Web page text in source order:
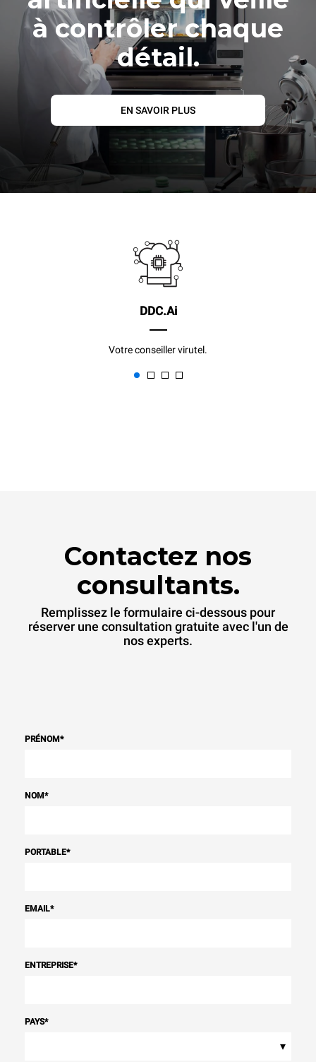
à contrôler chaque
détail.
EN SAVOIR PLUS
DDC.Ai
Votre conseiller virutel.
Contactez nos
consultants.
Remplissez le formulaire ci-dessous pour
réserver une consultation gratuite avec l'un de
nos experts.
PRÉNOM*
NOM*
PORTABLE*
EMAIL*
ENTREPRISE*
PAYS*
▾